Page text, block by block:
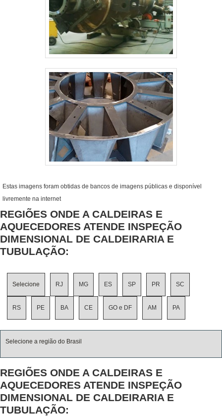
Estas imagens foram obtidas de bancos de imagens públicas e disponível
livremente na internet
REGIÕES ONDE A CALDEIRAS E
AQUECEDORES ATENDE INSPEÇÃO
DIMENSIONAL DE CALDEIRARIA E
TUBULAÇÃO:
Selecione RJ MG ES SP PR SC
RS PE BA CE GO e DF AM PA
Selecione a região do Brasil
REGIÕES ONDE A CALDEIRAS E
AQUECEDORES ATENDE INSPEÇÃO
DIMENSIONAL DE CALDEIRARIA E
TUBULAÇÃO: